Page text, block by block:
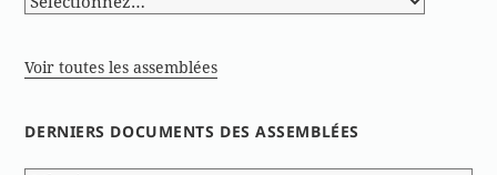
Voir toutes les assemblées
DERNIERS DOCUMENTS DES ASSEMBLÉES